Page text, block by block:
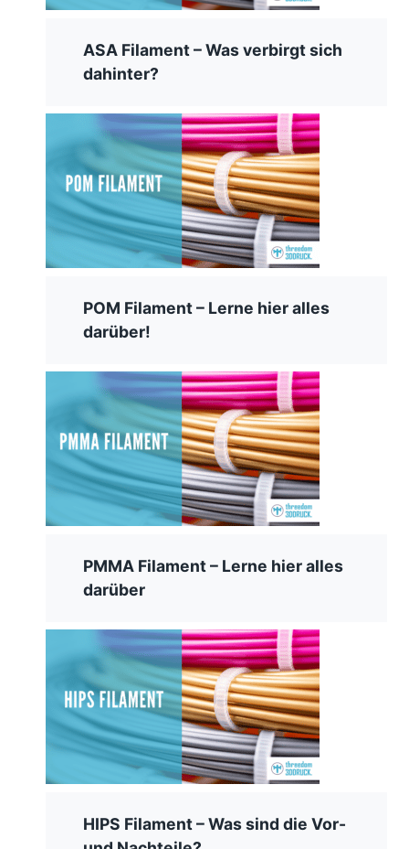
ASA Filament – Was verbirgt sich
dahinter?
POM Filament – Lerne hier alles
darüber!
PMMA Filament – Lerne hier alles
darüber
HIPS Filament – Was sind die Vor-